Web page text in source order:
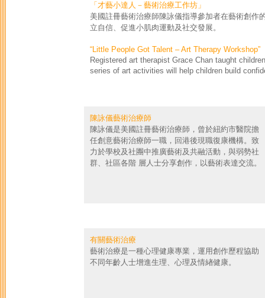
「才藝小達人－藝術治療工作坊」
美國註冊藝術治療師陳詠儀指導參加者在藝術創
立自信、促進小肌肉運動及社交發展。
“Little People Got Talent – Art Therapy Workshop”
Registered art therapist Grace Chan taught
series of art activities will help children build
陳詠儀藝術治療師
陳詠儀是美國註冊藝術治療師，曾於紐約市醫院擔
任創意藝術治療師一職，回港後現職復康機構。致
力於學校及社團中推廣藝術及共融活動，與弱勢社
群、社區各階 層人士分享創作，以藝術表達交流。
有關藝術治療
藝術治療是一種心理健康專業，運用創作歷程協助
不同年齡人士增進生理、心理及情緖健康。